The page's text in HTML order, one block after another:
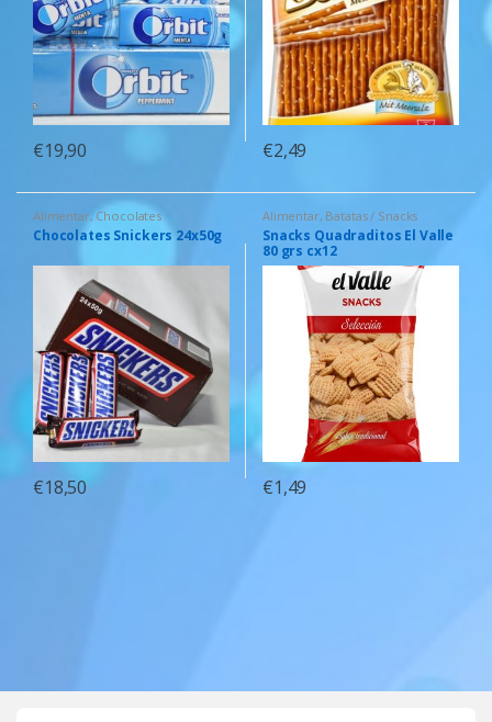
€19,90 €2,49
Alimentar, Chocolates
Chocolates Snickers 24x50g
€18,50
Alimentar, Batatas / Snacks
Snacks Quadraditos El Valle
80 grs cx12
€1,49